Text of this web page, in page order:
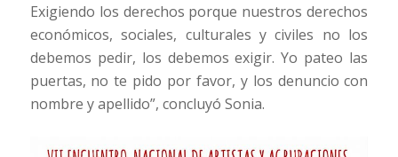
Exigiendo los derechos porque nuestros derechos
económicos, sociales, culturales y civiles no los
debemos pedir, los debemos exigir. Yo pateo las
puertas, no te pido por favor, y los denuncio con
nombre y apellido”, concluyó Sonia.